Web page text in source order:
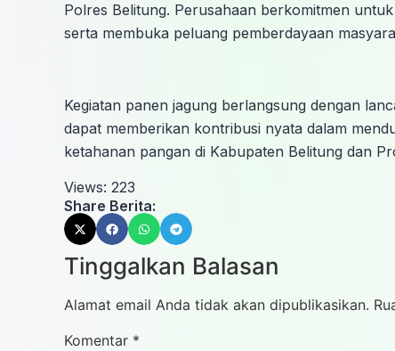
Polres Belitung. Perusahaan berkomitmen
serta membuka peluang pemberdayaan
Kegiatan panen jagung berlangsung dengan
dapat memberikan kontribusi nyata dalam
ketahanan pangan di Kabupaten Belitung dan
Views: 223
Share Berita:
Tinggalkan Balasan
Alamat email Anda tidak akan dipublikasikan.
Komentar *